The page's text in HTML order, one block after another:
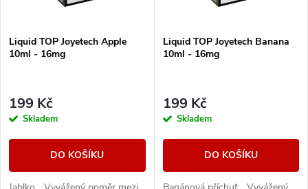
p
r
o
s
p
r
o
d
Liquid TOP Joyetech Apple
10ml - 16mg
199 Kč
Skladem
DO KOŠÍKU
Liquid TOP Joyetech Banana
10ml - 16mg
199 Kč
Skladem
DO KOŠÍKU